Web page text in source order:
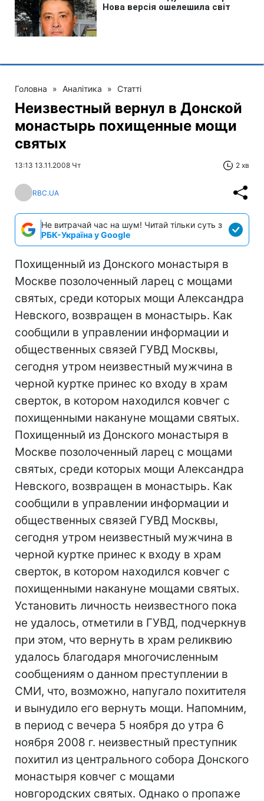
Головна » Аналітика » Статті
Неизвестный вернул в Донской
монастырь похищенные мощи
святых
13:13 13.11.2008 Чт 2 хв
RBC.UA
Не витрачай час на шум! Читай тільки суть з
РБК-Україна у Google
Похищенный из Донского монастыря в
Москве позолоченный ларец с мощами
святых, среди которых мощи Александра
Невского, возвращен в монастырь. Как
сообщили в управлении информации и
общественных связей ГУВД Москвы,
сегодня утром неизвестный мужчина в
черной куртке принес ко входу в храм
сверток, в котором находился ковчег с
похищенными накануне мощами святых.
Похищенный из Донского монастыря в
Москве позолоченный ларец с мощами
святых, среди которых мощи Александра
Невского, возвращен в монастырь. Как
сообщили в управлении информации и
общественных связей ГУВД Москвы,
сегодня утром неизвестный мужчина в
черной куртке принес к входу в храм
сверток, в котором находился ковчег с
похищенными накануне мощами святых.
Установить личность неизвестного пока
не удалось, отметили в ГУВД, подчеркнув
при этом, что вернуть в храм реликвию
удалось благодаря многочисленным
сообщениям о данном преступлении в
СМИ, что, возможно, напугало похитителя
и вынудило его вернуть мощи. Напомним,
в период с вечера 5 ноября до утра 6
ноября 2008 г. неизвестный преступник
похитил из центрального собора Донского
монастыря ковчег с мощами
новгородских святых. Однако о пропаже